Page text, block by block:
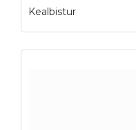
Kealbistur